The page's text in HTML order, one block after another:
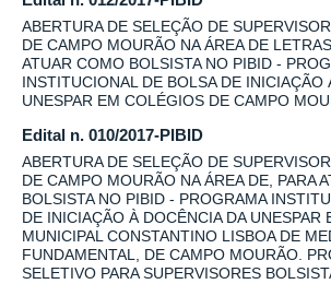
ABERTURA DE SELEÇÃO DE
DE CAMPO MOURÃO NA ÁREA DE
ATUAR COMO BOLSISTA NO PIBID -
INSTITUCIONAL DE BOLSA DE INICIAÇÃO
UNESPAR EM COLÉGIOS DE CAMPO
Edital n. 010/2017-PIBID
ABERTURA DE SELEÇÃO DE
DE CAMPO MOURÃO NA ÁREA DE, PARA
BOLSISTA NO PIBID - PROGRAMA
DE INICIAÇÃO À DOCÊNCIA DA UNESPAR
MUNICIPAL CONSTANTINO LISBOA DE
FUNDAMENTAL, DE CAMPO MOURÃO.
SELETIVO PARA SUPERVISORES